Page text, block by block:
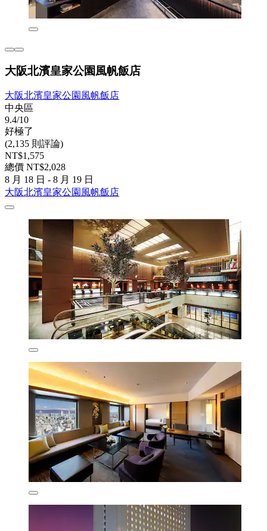
大阪北濱皇家公園風帆飯店
大阪北濱皇家公園風帆飯店
中央區
9.4/10
好極了
(2,135 則評論)
NT$1,575
總價 NT$2,028
8 月 18 日 - 8 月 19 日
大阪北濱皇家公園風帆飯店